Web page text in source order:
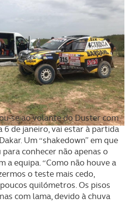
se ao volante do Duster com
6 de janeiro, vai estar à partida
Um “shakedown” em que
conhecer não apenas o
a equipa. “Como não houve a
o teste mais cedo,
quilómetros. Os pisos
com lama, devido à chuva